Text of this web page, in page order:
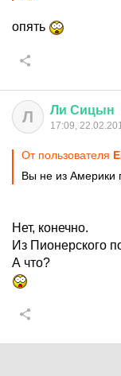
опять
Л Ли Сицын
17:09,
От пользователя
Вы не из Америки
Нет, конечно.
Из Пионерского
А что?